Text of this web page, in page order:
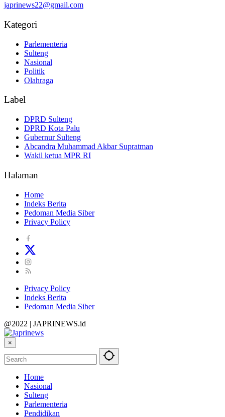
japrinews22@gmail.com
Kategori
Parlementeria
Sulteng
Nasional
Politik
Olahraga
Label
DPRD Sulteng
DPRD Kota Palu
Gubernur Sulteng
Abcandra Muhammad Akbar Supratman
Wakil ketua MPR RI
Halaman
Home
Indeks Berita
Pedoman Media Siber
Privacy Policy
Privacy Policy
Indeks Berita
Pedoman Media Siber
@2022 | JAPRINEWS.id
×
Home
Nasional
Sulteng
Parlementeria
Pendidikan